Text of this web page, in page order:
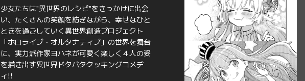
少女たちは"異世界のレシピ"をきっかけに出会
い、たくさんの笑顔を紡ぎながら、幸せなひと
ときを過ごしていく異世界創造プロジェクト
「ホロライブ・オルタナティブ」の世界を舞台
に、実力派作家ヨハネが可愛く楽しく４人の姿
を描き出す異世界ドタバタクッキングコメデ
ィ!!